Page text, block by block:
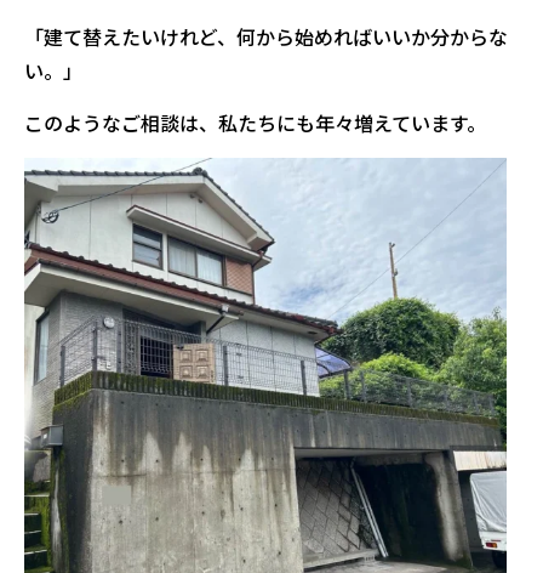
「建て替えたいけれど、何から始めればいいか分からな
い。」
このようなご相談は、私たちにも年々増えています。